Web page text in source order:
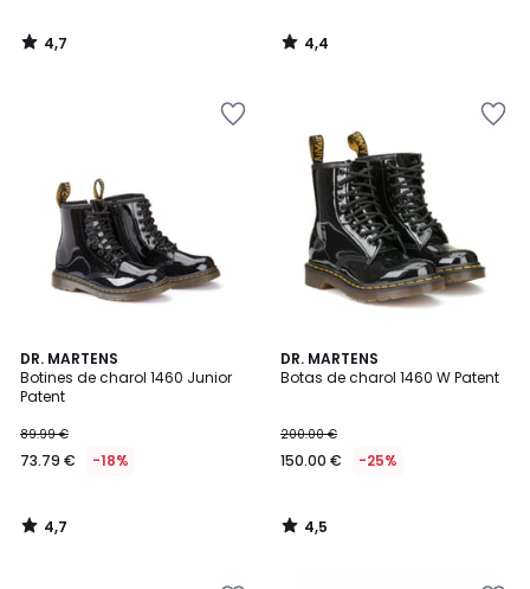
4,7
/
4,4
/
DR. MARTENS
Botines de charol 1460 Junior
Patent
89.99 €
73.79 € -18%
4,7
/ 5
4,7
/
DR. MARTENS
Botas de charol 1460 W Patent
200.00 €
150.00 € -25%
4,5
/ 5
4,5
/